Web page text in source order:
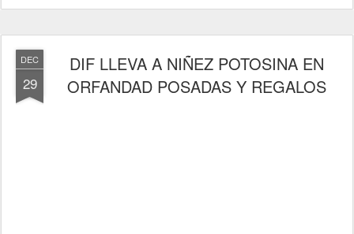
DEC
29
DIF LLEVA A NIÑEZ POTOSINA EN
ORFANDAD POSADAS Y REGALOS